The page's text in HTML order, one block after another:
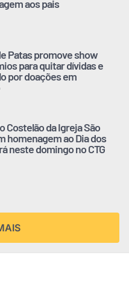
aos pais
Patas promove show
para quitar dívidas e
por doações em
Costelão da Igreja São
homenagem ao Dia dos
neste domingo no CTG